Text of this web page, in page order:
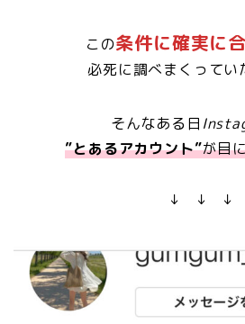
この条件に確実に
必死に調べまくってい
そんなある日
”とあるアカウント”が目
↓ ↓ ↓